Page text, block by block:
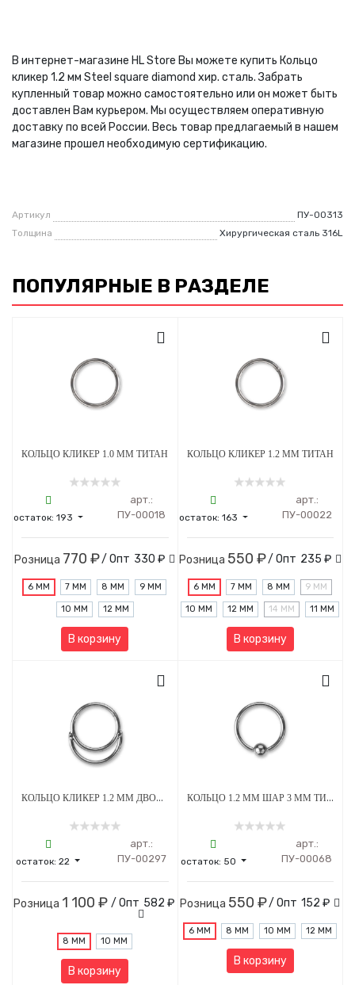
В интернет-магазине HL Store Вы можете купить Кольцо
кликер 1.2 мм Steel square diamond хир. сталь. Забрать
купленный товар можно самостоятельно или он может быть
доставлен Вам курьером. Мы осуществляем оперативную
доставку по всей России. Весь товар предлагаемый в нашем
магазине прошел необходимую сертификацию.
Артикул
ПУ-00313
Толщина
Хирургическая сталь 316L
ПОПУЛЯРНЫЕ В РАЗДЕЛЕ
КОЛЬЦО КЛИКЕР 1.0 ММ ТИТАН
остаток: 193
арт.:
ПУ-00018
Розница 770 ₽/ Опт 330 ₽
6 ММ 7 ММ 8 ММ 9 ММ
10 ММ 12 ММ
В корзину
КОЛЬЦО КЛИКЕР 1.2 ММ ТИТАН
остаток: 163
арт.:
ПУ-00022
Розница 550 ₽/ Опт 235 ₽
6 ММ 7 ММ 8 ММ 9 ММ
10 ММ 12 ММ 14 ММ 11 ММ
В корзину
КОЛЬЦО КЛИКЕР 1.2 ММ ДВОЙНОЕ ТИТАН
остаток:22
арт.:
ПУ-00297
Розница 1 100 ₽ / Опт 582 ₽
8 ММ 10 ММ
В корзину
КОЛЬЦО 1.2 ММ ШАР 3 ММ ТИТАН
остаток: 50
арт.:
ПУ-00068
Розница 550 ₽/ Опт 152 ₽
6 ММ 8 ММ 10 ММ 12 ММ
В корзину